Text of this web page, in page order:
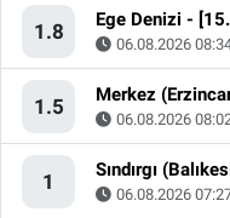
1.8 Ege Denizi -
06.08.2026
1.5 Merkez
06.08.2026
1 Sındırgı
06.08.2026